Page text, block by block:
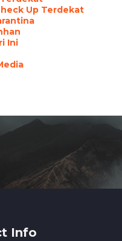
Up Terdekat
Ini
Info